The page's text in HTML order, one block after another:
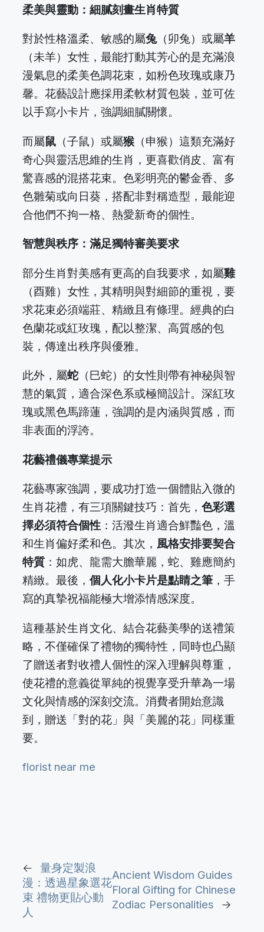
柔美與靈動：細膩刻畫生肖特質
對於性格溫柔、敏感的屬兔（卯兔）或屬羊
（未羊）女性，最能打動其芳心的是充滿浪
漫氣息的柔美色調花束，如粉色玫瑰或康乃
馨。花藝設計應採用柔軟材質包裝，並可佐
以手寫小卡片，強調細膩關懷。
而屬鼠 （子鼠）或屬猴 （申猴）這類充滿好
奇心與靈活思維的生肖，更喜歡俏皮、富有
驚喜感的混搭花束。色彩明亮的鬱金香、多
色雛菊或向日葵，搭配非對稱造型，最能迎
合他們不拘一格、熱愛新奇的個性。
智慧與秩序：滿足獨特審美要求
部分生肖對美感有更高的自我要求，如屬雞
（酉雞）女性，其精明與對細節的重視，要
求花束必須端莊、精緻且有條理。經典的白
色蘭花或紅玫瑰，配以整潔、高質感的包
裝，傳達出秩序與優雅。
此外，屬蛇 （巳蛇）的女性則帶有神秘與智
慧的氣質，適合深色系或極簡設計。深紅玫
瑰或黑色馬蹄蓮，強調的是內涵與質感，而
非表面的浮誇。
花藝禮儀專業提示
花藝專家強調，要成功打造一個體貼入微的
生肖花禮，有三項關鍵技巧：首先， 色彩選
擇必須符合個性 ：活潑生肖適合鮮豔色，溫
和生肖偏好柔和色。其次， 風格安排要契合
特質 ：如虎、龍需大膽華麗，蛇、雞應簡約
精緻。最後， 個人化小卡片是點睛之筆 ，手
寫的真摯祝福能極大增添情感深度。
這種基於生肖文化、結合花藝美學的送禮策
略，不僅確保了禮物的獨特性，同時也凸顯
了贈送者對收禮人個性的深入理解與尊重，
使花禮的意義從單純的視覺享受升華為一場
文化與情感的深刻交流。消費者開始意識
到，贈送「對的花」與「美麗的花」同樣重
要。
florist near me
←
量身定製浪
漫：透過星象選花
束 禮物更貼心動
人
Ancient Wisdom Guides
Floral Gifting for Chinese
Zodiac Personalities
→